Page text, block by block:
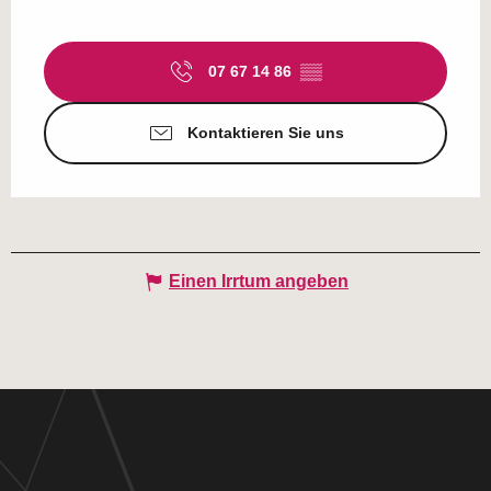
07 67 14 86 ▒▒
Kontaktieren Sie uns
Einen Irrtum angeben